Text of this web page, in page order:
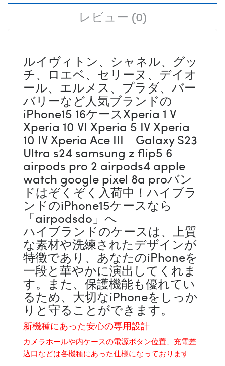
レビュー (0)
ルイヴィトン、シャネル、グッ
チ、ロエベ、セリーヌ、デイオ
ール、エルメス、プラダ、バー
バリーなど人気ブランドの
iPhone15 16ケースXperia 1 V
Xperia 10 VI Xperia 5 IV Xperia
10 IV Xperia Ace III Galaxy S23
Ultra s24 samsung z flip5 6
airpods pro 2 airpods4 apple
watch google pixel 8a proバン
ドはぞくぞく入荷中！ハイブラ
ンドのiPhone15ケースなら
「airpodsdo」へ
ハイブランドのケースは、上質
な素材や洗練されたデザインが
特徴であり、あなたのiPhoneを
一段と華やかに演出してくれま
す。また、保護機能も優れてい
るため、大切なiPhoneをしっか
りと守ることができます。
新機種にあった安心の専用設計
カメラホールや内ケースの電源ボタン位置、充電差
込口などは各機種にあった仕様になっております